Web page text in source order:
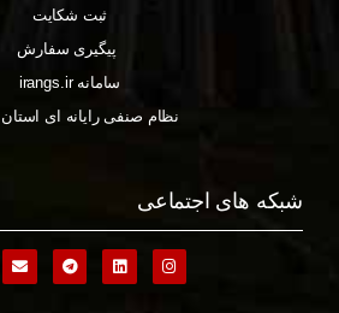
ثبت شکایت
پیگیری سفارش
سامانه irangs.ir
نظام صنفی رایانه ای
شبکه های اجتماعی